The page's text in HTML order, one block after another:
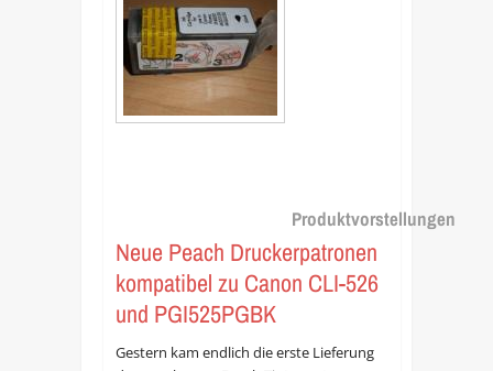
Produktvorstellungen
Neue Peach Druckerpatronen
kompatibel zu Canon CLI-526
und PGI525PGBK
Gestern kam endlich die erste Lieferung